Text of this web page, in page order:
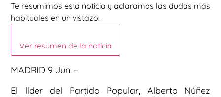
Te resumimos esta noticia y aclaramos las dudas más
habituales en un vistazo.
Ver resumen de la noticia
MADRID 9 Jun. –
El líder del Partido Popular, Alberto Núñez